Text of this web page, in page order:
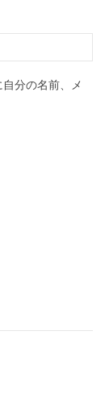
分の名前、メ